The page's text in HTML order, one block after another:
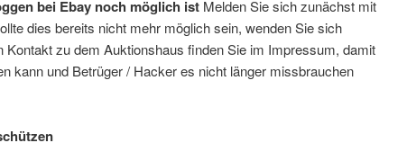
bei Ebay noch möglich ist Melden Sie sich zunächst mit
dies bereits nicht mehr möglich sein, wenden Sie sich
Kontakt zu dem Auktionshaus finden Sie im Impressum, damit
kann und Betrüger / Hacker es nicht länger missbrauchen